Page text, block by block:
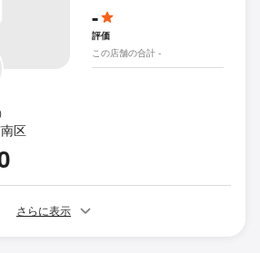
区
-
評価
この店舗の合計 -
さらに表示